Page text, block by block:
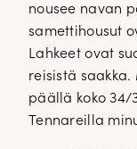
nousee navan
samettihousut
Lahkeet ovat
reisistä
päällä koko 34/
Tennareilla